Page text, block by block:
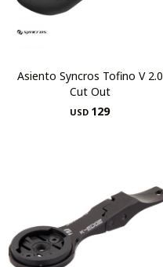
Asiento Syncros Tofino V 2.0
Cut Out
USD 129